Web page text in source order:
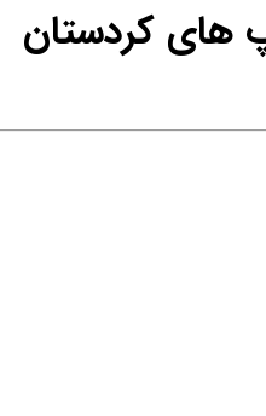
های کردستان